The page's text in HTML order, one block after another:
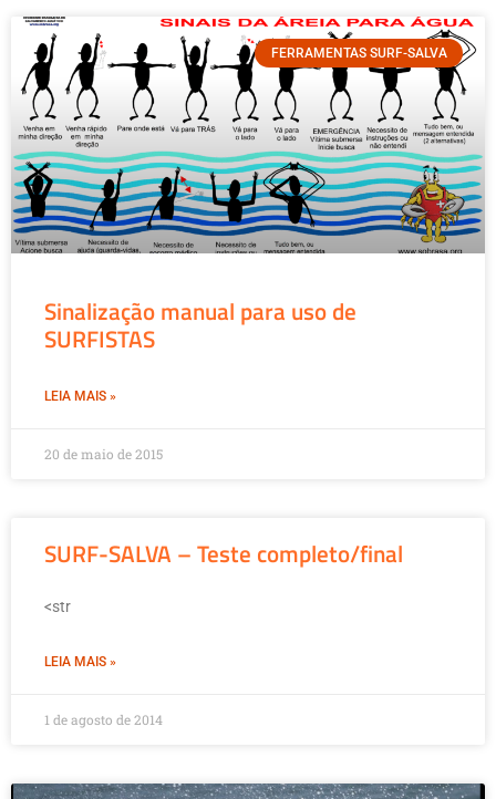
FERRAMENTAS SURF-SALVA
Sinalização manual para uso de
SURFISTAS
LEIA MAIS »
20 de maio de 2015
SURF-SALVA – Teste completo/final
<str
LEIA MAIS »
1 de agosto de 2014